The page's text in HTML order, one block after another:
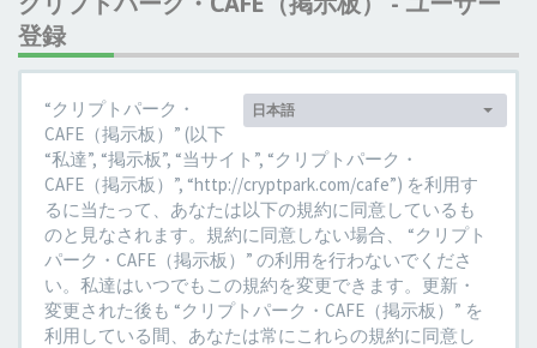
登録
言
語:
日本語
“クリプトパーク・
CAFE（掲示板）” (以下
“私達”, “掲示板”, “当サイト”, “クリプトパーク・
CAFE（掲示板）”, “http://cryptpark.com/cafe”) を利用す
るに当たって、あなたは以下の規約に同意しているも
のと見なされます。規約に同意しない場合、 “クリプト
パーク・CAFE（掲示板）” の利用を行わないでくださ
い。私達はいつでもこの規約を変更できます。更新・
変更された後も “クリプトパーク・CAFE（掲示板）” を
利用している間、あなたは常にこれらの規約に同意し